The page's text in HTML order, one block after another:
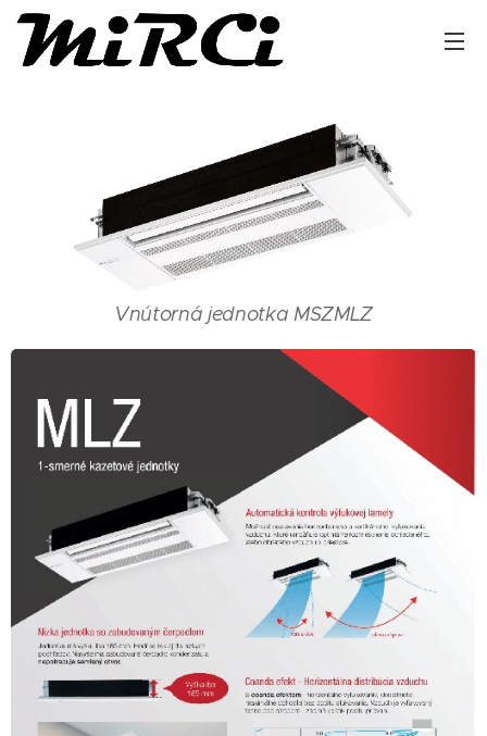
Vnútorná jednotka MSZMLZ